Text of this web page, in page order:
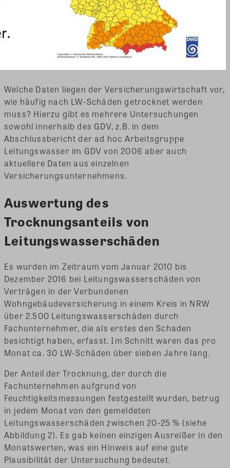
Welche Daten liegen der Versicherungswirtschaft vor,
wie häufig nach LW-Schäden getrocknet werden
muss? Hierzu gibt es mehrere Untersuchungen
sowohl innerhalb des GDV, z.B. in dem
Abschlussbericht der ad hoc Arbeitsgruppe
Leitungswasser im GDV von 2006 aber auch
aktuellere Daten aus einzelnen
Versicherungsunternehmens.
Auswertung des
Trocknungsanteils von
Leitungswasserschäden
Es wurden im Zeitraum vom Januar 2010 bis
Dezember 2016 bei Leitungswasserschäden von
Verträgen in der Verbundenen
Wohngebäudeversicherung in einem Kreis in NRW
über 2.500 Leitungswasserschäden durch
Fachunternehmer, die als erstes den Schaden
besichtigt haben, erfasst. Im Schnitt waren das pro
Monat ca. 30 LW-Schäden über sieben Jahre lang.
Der Anteil der Trocknung, der durch die
Fachunternehmen aufgrund von
Feuchtigkeitsmessungen festgestellt wurden, betrug
in jedem Monat von den gemeldeten
Leitungswasserschäden zwischen 20-25 % (siehe
Abbildung 2). Es gab keinen einzigen Ausreißer in den
Monatswerten, was ein Hinweis auf eine gute
Plausibilität der Untersuchung bedeutet.